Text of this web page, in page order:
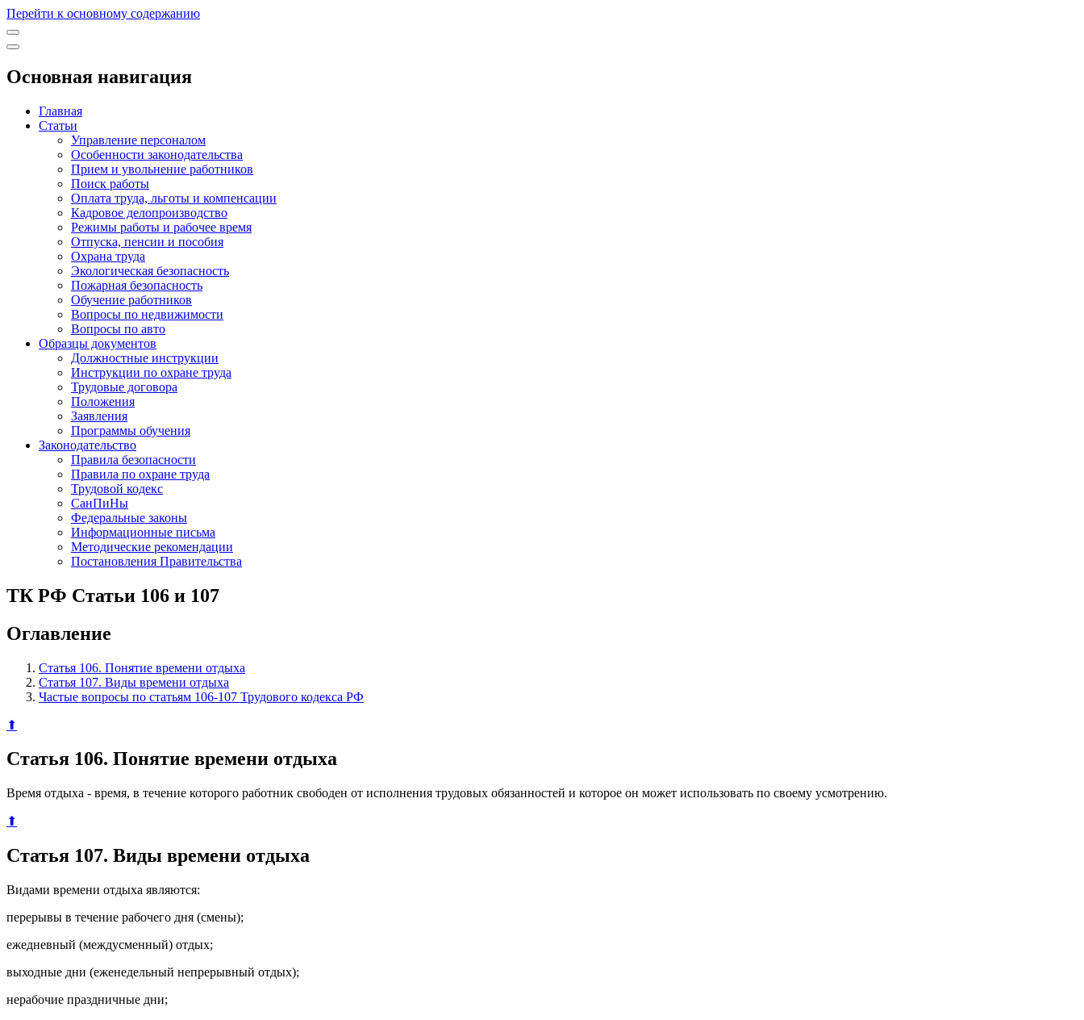
Перейти к основному содержанию
Основная навигация
Главная
Статьи
Управление персоналом
Особенности законодательства
Прием и увольнение работников
Поиск работы
Оплата труда, льготы и компенсации
Кадровое делопроизводство
Режимы работы и рабочее время
Отпуска, пенсии и пособия
Охрана труда
Экологическая безопасность
Пожарная безопасность
Обучение работников
Вопросы по недвижимости
Вопросы по авто
Образцы документов
Должностные инструкции
Инструкции по охране труда
Трудовые договора
Положения
Заявления
Программы обучения
Законодательство
Правила безопасности
Правила по охране труда
Трудовой кодекс
СанПиНы
Федеральные законы
Информационные письма
Методические рекомендации
Постановления Правительства
ТК РФ Статьи 106 и 107
Оглавление
Статья 106. Понятие времени отдыха
Статья 107. Виды времени отдыха
Частые вопросы по статьям 106-107 Трудового кодекса РФ
⬆
Статья 106. Понятие времени отдыха
Время отдыха - время, в течение которого работник свободен от исполнения трудовых обязанностей и которое он может использовать по своему усмотрению.
⬆
Статья 107. Виды времени отдыха
Видами времени отдыха являются:
перерывы в течение рабочего дня (смены);
ежедневный (междусменный) отдых;
выходные дни (еженедельный непрерывный отдых);
нерабочие праздничные дни;